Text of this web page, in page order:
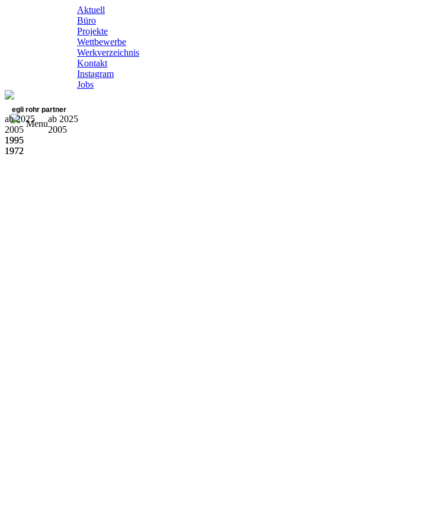
Aktuell
Büro
Projekte
Wettbewerbe
Werkverzeichnis
Kontakt
Instagram
Jobs
egli rohr partner
Menu
ab 2025
2005
1995
1972
ab 2025
2005
1995
1972